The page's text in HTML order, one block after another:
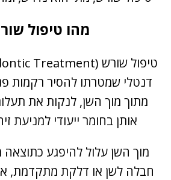
מהו טיפול
דנטלי שמטרתו להסיר רקמות
מתוך מוך השן, לנקות את
אותן בחומר ייעודי למניעת
מוך השן עלול להיפגע
חבלה לשן או דלקת מתקדמת,